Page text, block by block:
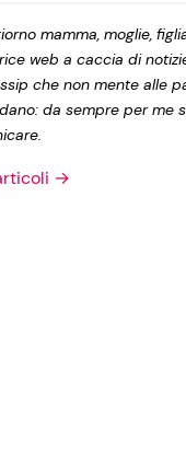
mamma, moglie,
web a caccia di
che non mente alle
da sempre per me
→